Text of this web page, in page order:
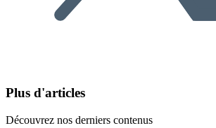
Plus d'articles
Découvrez nos derniers contenus